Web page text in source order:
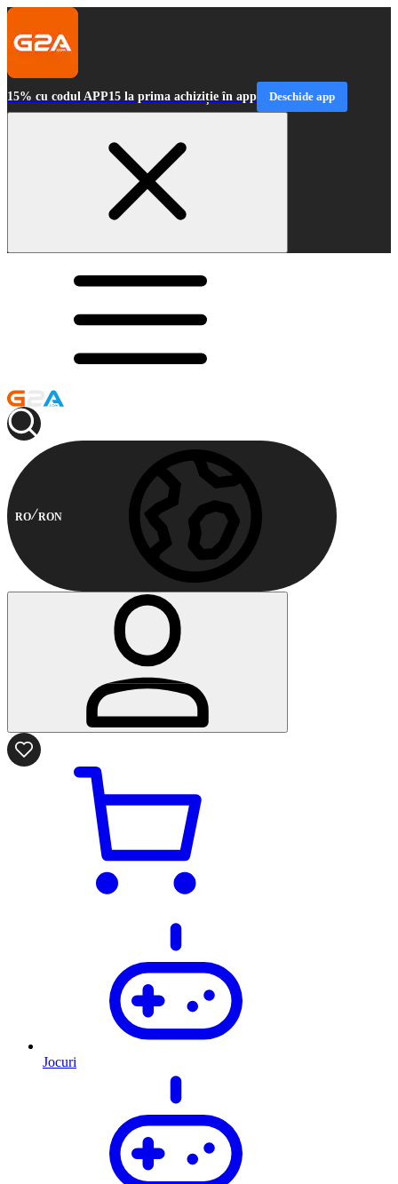
15% cu codul APP15 la prima achiziție în app Deschide app
RO RON
Jocuri